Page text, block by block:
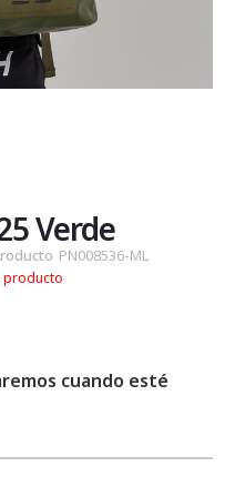
Verde
PN008536-ML
producto
cuando esté